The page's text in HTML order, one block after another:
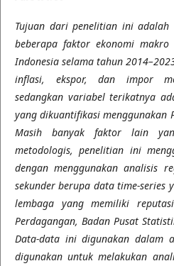
Tujuan dari penelitian ini adalah
beberapa faktor ekonomi makro
Indonesia selama tahun
inflasi, ekspor, dan impor
sedangkan variabel terikatnya
yang dikuantifikasi menggunakan
Masih banyak faktor lain
metodologis, penelitian ini
dengan menggunakan analisis
sekunder berupa data time-series
lembaga yang memiliki
Perdagangan, Badan Pusat
Data-data ini digunakan dalam
digunakan untuk melakukan